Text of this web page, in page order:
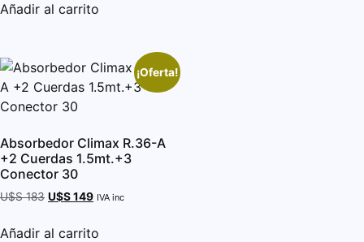
Añadir al carrito
¡Oferta!
Absorbedor Climax R.36-A
+2 Cuerdas 1.5mt.+3
Conector 30
U$S183 U$S149 IVA inc
Añadir al carrito